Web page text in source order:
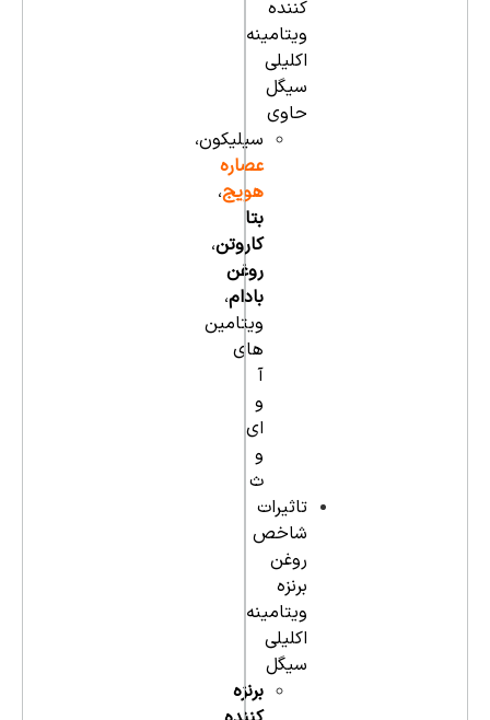
کننده
ویتامینه
اکلیلی
سیگل
حاوی
سیلیکون،
عصاره
هویج،
بتا
کاروتن،
روغن
بادام،
ویتامین
های
آ
و
ای
و
ث
تاثیرات
شاخص
روغن
برنزه
ویتامینه
اکلیلی
سیگل
برنزه